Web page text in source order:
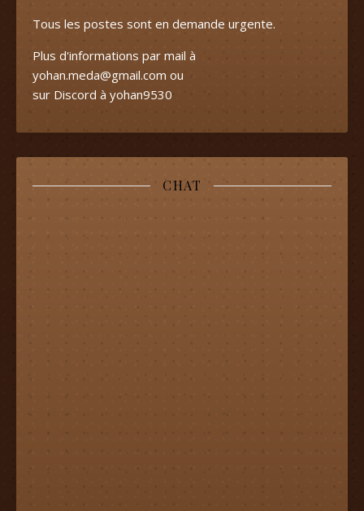
Tous les postes sont en demande urgente.
Plus d'informations par mail à
yohan.meda@gmail.com ou
sur Discord à yohan9530
CHAT